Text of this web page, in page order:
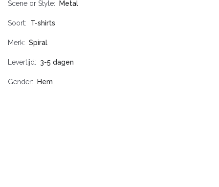
Scene or Style Metal
Soort T-shirts
Merk Spiral
Levertijd 3-5 dagen
Gender Hem